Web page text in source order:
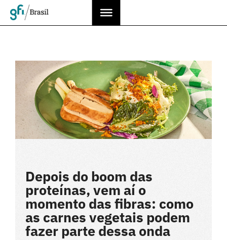
Depois do boom das
proteínas, vem aí o
momento das fibras: como
as carnes vegetais podem
fazer parte dessa onda